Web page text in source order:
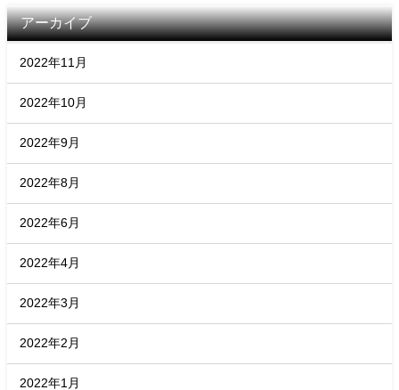
アーカイブ
2022年11月
2022年10月
2022年9月
2022年8月
2022年6月
2022年4月
2022年3月
2022年2月
2022年1月